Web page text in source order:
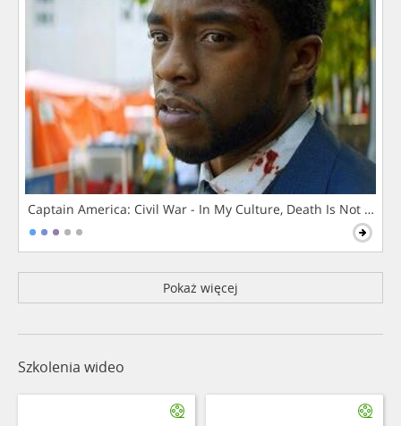
Captain America: Civil War - In My Culture, Death Is Not The
Pokaż więcej
Szkolenia wideo